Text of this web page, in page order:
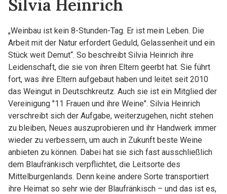
Silvia Heinrich
„Weinbau ist kein 8-Stunden-Tag. Er ist mein Leben. Die
Arbeit mit der Natur erfordert Geduld, Gelassenheit und ein
Stück weit Demut“. So beschreibt Silvia Heinrich ihre
Leidenschaft, die sie von ihren Eltern geerbt hat. Sie führt
fort, was ihre Eltern aufgebaut haben und leitet seit 2010
das Weingut in Deutschkreutz. Auch sie ist ein Mitglied der
Vereinigung "11 Frauen und ihre Weine". Silvia Heinrich
verschreibt sich der Aufgabe, weiterzugehen, nicht stehen
zu bleiben, Neues auszuprobieren und ihr Handwerk immer
wieder zu verbessern, um auch in Zukunft beste Weine
anbieten zu können. Dabei hat sie sich fast ausschließlich
dem Blaufränkisch verpflichtet, die Leitsorte des
Mittelburgenlands. Denn keine andere Sorte transportiert
ihre Heimat so sehr wie der Blaufränkisch – und das ist es,